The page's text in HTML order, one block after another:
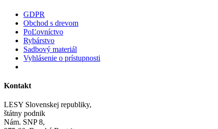
GDPR
Obchod s drevom
PoĽovníctvo
Rybárstvo
Sadbový materiál
Vyhlásenie o prístupnosti
Kontakt
LESY Slovenskej republiky,
štátny podnik
Nám. SNP 8,